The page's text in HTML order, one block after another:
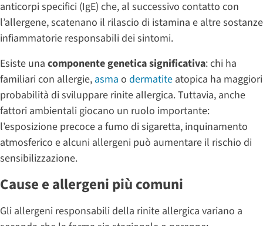
anticorpi specifici (IgE) che, al successivo contatto con
l’allergene, scatenano il rilascio di istamina e altre sostanze
infiammatorie responsabili dei sintomi.
Esiste una componente genetica significativa: chi ha
familiari con allergie, asma o dermatite atopica ha maggiori
probabilità di sviluppare rinite allergica. Tuttavia, anche
fattori ambientali giocano un ruolo importante:
l’esposizione precoce a fumo di sigaretta, inquinamento
atmosferico e alcuni allergeni può aumentare il rischio di
sensibilizzazione.
Cause e allergeni più comuni
Gli allergeni responsabili della rinite allergica variano a